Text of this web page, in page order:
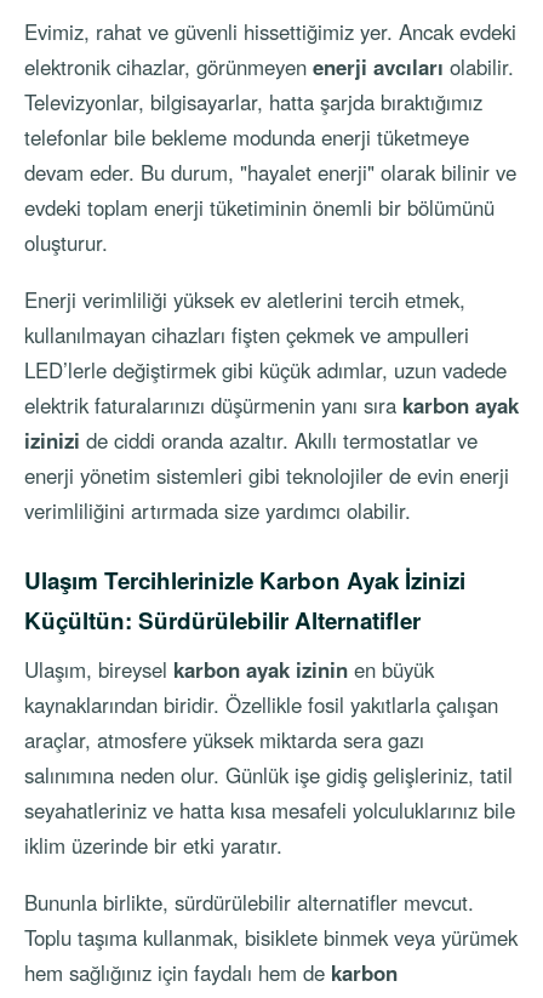
Evimiz, rahat ve güvenli hissettiğimiz yer. Ancak evdeki
elektronik cihazlar, görünmeyen enerji avcıları olabilir.
Televizyonlar, bilgisayarlar, hatta şarjda bıraktığımız
telefonlar bile bekleme modunda enerji tüketmeye
devam eder. Bu durum, "hayalet enerji" olarak bilinir ve
evdeki toplam enerji tüketiminin önemli bir bölümünü
oluşturur.
Enerji verimliliği yüksek ev aletlerini tercih etmek,
kullanılmayan cihazları fişten çekmek ve ampulleri
LED’lerle değiştirmek gibi küçük adımlar, uzun vadede
elektrik faturalarınızı düşürmenin yanı sıra karbon ayak
izinizi de ciddi oranda azaltır. Akıllı termostatlar ve
enerji yönetim sistemleri gibi teknolojiler de evin enerji
verimliliğini artırmada size yardımcı olabilir.
Ulaşım Tercihlerinizle Karbon Ayak İzinizi
Küçültün: Sürdürülebilir Alternatifler
Ulaşım, bireysel karbon ayak izinin en büyük
kaynaklarından biridir. Özellikle fosil yakıtlarla çalışan
araçlar, atmosfere yüksek miktarda sera gazı
salınımına neden olur. Günlük işe gidiş gelişleriniz, tatil
seyahatleriniz ve hatta kısa mesafeli yolculuklarınız bile
iklim üzerinde bir etki yaratır.
Bununla birlikte, sürdürülebilir alternatifler mevcut.
Toplu taşıma kullanmak, bisiklete binmek veya yürümek
hem sağlığınız için faydalı hem de karbon